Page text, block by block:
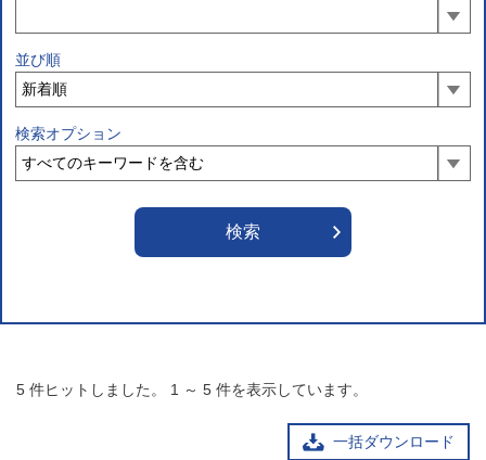
並び順
検索オプション
5 件ヒットしました。 1 ～ 5 件を表示しています。
一括ダウンロード